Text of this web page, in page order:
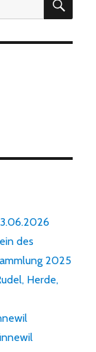
des
2025
Herde,